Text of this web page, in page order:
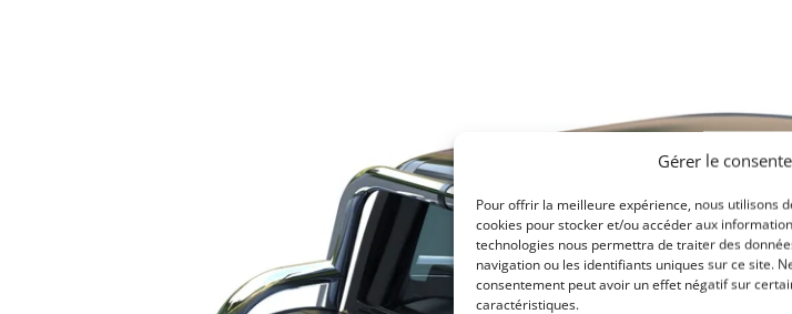
Gérer le
Pour offrir la meilleure expérience, nous utilisons
cookies pour stocker et/ou accéder aux
technologies nous permettra de traiter des
navigation ou les identifiants uniques sur ce site.
consentement peut avoir un effet négatif sur
caractéristiques.